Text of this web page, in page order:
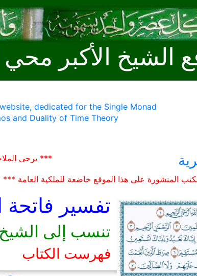
الشيخ الأكبر محي
dedicated for the Single Monad
and Duality of Time Theory
*** يرجى
المنشورة على هذا الموقع خاضعة للملكية العامة ***
تفسير فاتحة
تنسب إلى الشيخ
فهرست الكتاب